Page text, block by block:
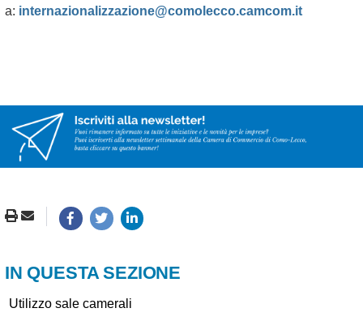
a: internazionalizzazione@comolecco.camcom.it
IN QUESTA SEZIONE
Utilizzo sale camerali